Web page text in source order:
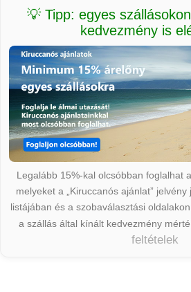
💡 Tipp: egyes
kedvezmény is
Legalább 15%-kal olcsóbban foglalhat
melyeket a „Kiruccanós ajánlat”
listájában és a szobaválasztási
a szállás által kínált kedvezmény
feltételek